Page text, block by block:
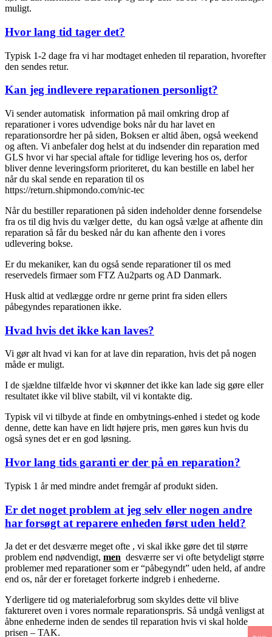
muligt.
Hvor lang tid tager det?
Typisk 1-2 dage fra vi har modtaget enheden til reparation, hvorefter
den sendes retur.
Kan jeg indlevere reparationen personligt?
Vi sender automatisk information på mail omkring drop af
reparationer i vores udvendige boks når du har lavet en
reparationsordre her på siden, Boksen er altid åben, også weekend
og aften. Vi anbefaler dog helst at du indsender din reparation med
GLS hvor vi har special aftale for tidlige levering hos os, derfor
bliver denne leveringsform prioriteret, du kan bestille en label her
når du skal sende en reparation til os
https://return.shipmondo.com/nic-tec
Når du bestiller reparationen på siden indeholder denne forsendelse
fra os til dig hvis du vælger dette, du kan også vælge at afhente din
reparation så får du besked når du kan afhente den i vores
udlevering bokse.
Er du mekaniker, kan du også sende reparationer til os med
reservedels firmaer som FTZ Au2parts og AD Danmark.
Husk altid at vedlægge ordre nr gerne print fra siden ellers
påbegyndes reparationen ikke.
Hvad hvis det ikke kan laves?
Vi gør alt hvad vi kan for at lave din reparation, hvis det på nogen
måde er muligt.
I de sjældne tilfælde hvor vi skønner det ikke kan lade sig gøre eller
resultatet ikke vil blive stabilt, vil vi kontakte dig.
Typisk vil vi tilbyde at finde en ombytnings-enhed i stedet og kode
denne, dette kan have en lidt højere pris, men gøres kun hvis du
også synes det er en god løsning.
Hvor lang tids garanti er der på en reparation?
Typisk 1 år med mindre andet fremgår af produkt siden.
Er det noget problem at jeg selv eller nogen andre
har forsøgt at reparere enheden først uden held?
Ja det er det desværre meget ofte , vi skal ikke gøre det til større
problem end nødvendigt, men desværre ser vi ofte betydeligt større
problemer med reparationer som er “påbegyndt” uden held, af andre
end os, når der er foretaget forkerte indgreb i enhederne.
Yderligere tid og materialeforbrug som skyldes dette vil blive
faktureret oven i vores normale reparationspris. Så undgå venligst at
åbne enhederne inden de sendes til reparation hvis vi skal holde
prisen – TAK.